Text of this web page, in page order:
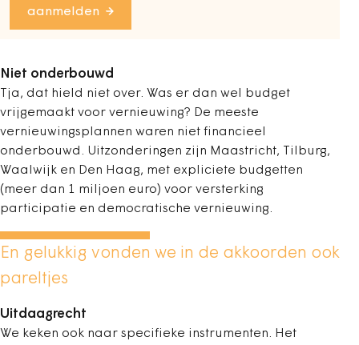
aanmelden
Niet onderbouwd
Tja, dat hield niet over. Was er dan wel ­budget
vrijgemaakt voor vernieuwing? De meeste
vernieuwingsplannen waren niet financieel
onderbouwd. Uitzonderingen zijn Maastricht, Tilburg,
Waalwijk en Den Haag, met expliciete budgetten
(meer dan 1 miljoen euro) voor versterking
participatie en democratische vernieuwing.
En gelukkig vonden we in de akkoorden ook
pareltjes
Uitdaagrecht
We keken ook naar specifieke instrumenten. Het